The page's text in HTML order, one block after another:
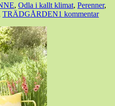
, Odla i kallt klimat, Perenner,
TRÄDGÅRDEN1 kommentar